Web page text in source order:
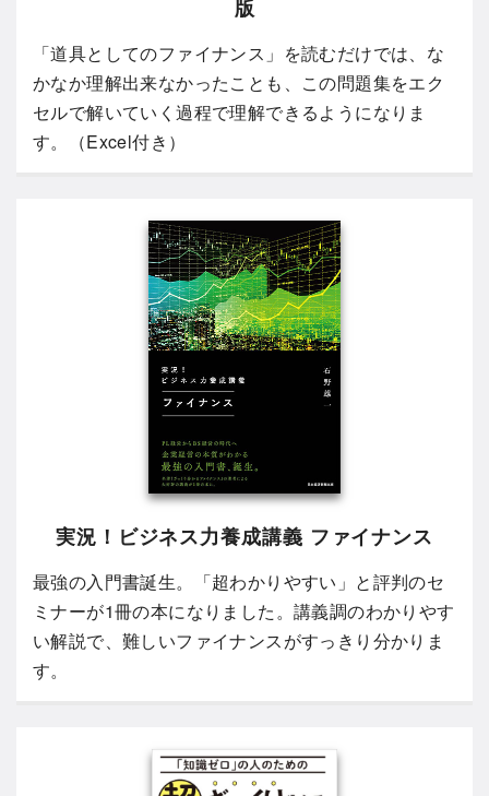
版
「道具としてのファイナンス」を読むだけでは、な
かなか理解出来なかったことも、この問題集をエク
セルで解いていく過程で理解できるようになりま
す。（Excel付き）
実況！ビジネス力養成講義 ファイナンス
最強の入門書誕生。「超わかりやすい」と評判のセ
ミナーが1冊の本になりました。講義調のわかりやす
い解説で、難しいファイナンスがすっきり分かりま
す。